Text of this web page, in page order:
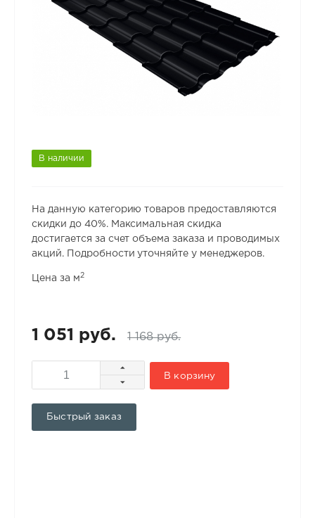
В наличии
На данную категорию товаров предоставляются
скидки до 40%. Максимальная скидка
достигается за счет объема заказа и проводимых
акций. Подробности уточняйте у менеджеров.
Цена за м 2
1 051 руб. 1 168 руб.
В корзину
Быстрый заказ